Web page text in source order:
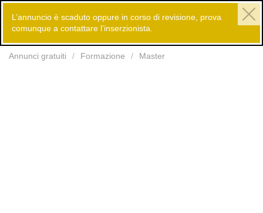
Annunci gratuiti Formazione Master
L’annuncio è scaduto oppure in corso di revisione, prova
comunque a contattare l’inserzionista.